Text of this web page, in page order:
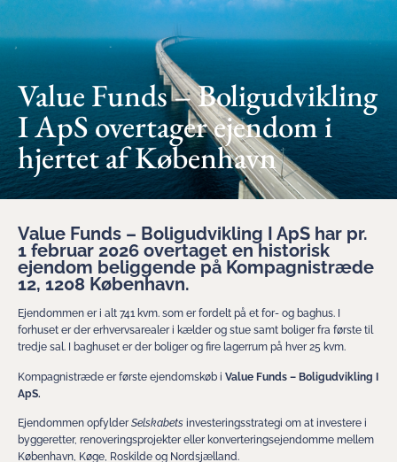
Value Funds – Boligudvikling
I ApS overtager ejendom i
hjertet af København
Value Funds – Boligudvikling I ApS har pr.
1 februar 2026 overtaget en historisk
ejendom beliggende på Kompagnistræde
12, 1208 København.
Ejendommen er i alt 741 kvm. som er fordelt på et for- og baghus. I
forhuset er der erhvervsarealer i kælder og stue samt boliger fra første til
tredje sal. I baghuset er der boliger og fire lagerrum på hver 25 kvm.
Kompagnistræde er første ejendomskøb i Value Funds – Boligudvikling I
ApS.
Ejendommen opfylderSelskabets investeringsstrategi om at investere i
byggeretter, renoveringsprojekter eller konverteringsejendomme mellem
København, Køge, Roskilde og Nordsjælland.